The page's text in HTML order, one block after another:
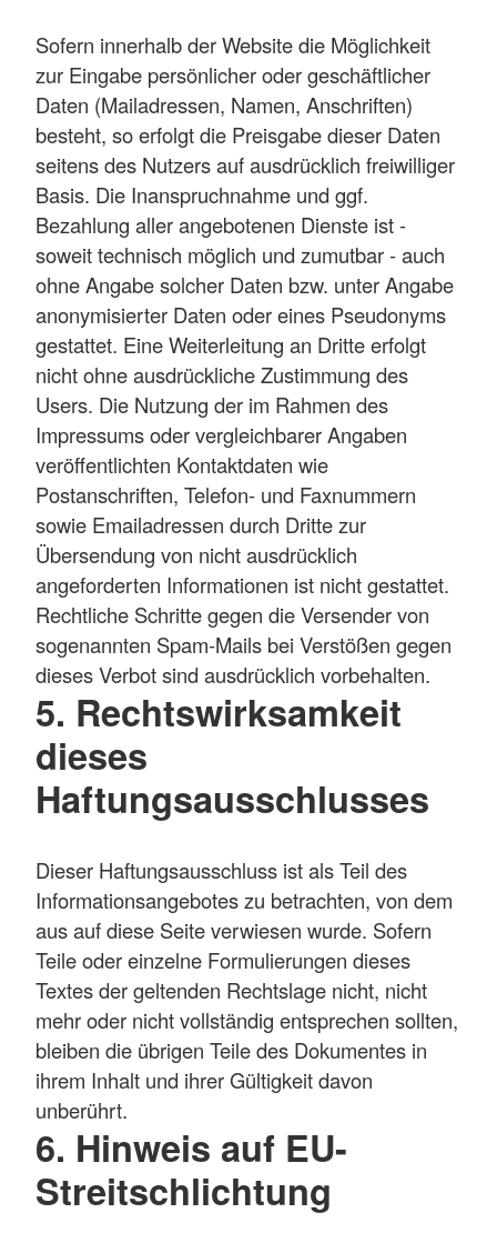
Sofern innerhalb der Website die Möglichkeit
zur Eingabe persönlicher oder geschäftlicher
Daten (Mailadressen, Namen, Anschriften)
besteht, so erfolgt die Preisgabe dieser Daten
seitens des Nutzers auf ausdrücklich freiwilliger
Basis. Die Inanspruchnahme und ggf.
Bezahlung aller angebotenen Dienste ist -
soweit technisch möglich und zumutbar - auch
ohne Angabe solcher Daten bzw. unter Angabe
anonymisierter Daten oder eines Pseudonyms
gestattet. Eine Weiterleitung an Dritte erfolgt
nicht ohne ausdrückliche Zustimmung des
Users. Die Nutzung der im Rahmen des
Impressums oder vergleichbarer Angaben
veröffentlichten Kontaktdaten wie
Postanschriften, Telefon- und Faxnummern
sowie Emailadressen durch Dritte zur
Übersendung von nicht ausdrücklich
angeforderten Informationen ist nicht gestattet.
Rechtliche Schritte gegen die Versender von
sogenannten Spam-Mails bei Verstößen gegen
dieses Verbot sind ausdrücklich vorbehalten.
5. Rechtswirksamkeit
dieses
Haftungsausschlusses
Dieser Haftungsausschluss ist als Teil des
Informationsangebotes zu betrachten, von dem
aus auf diese Seite verwiesen wurde. Sofern
Teile oder einzelne Formulierungen dieses
Textes der geltenden Rechtslage nicht, nicht
mehr oder nicht vollständig entsprechen sollten,
bleiben die übrigen Teile des Dokumentes in
ihrem Inhalt und ihrer Gültigkeit davon
unberührt.
6. Hinweis auf EU-
Streitschlichtung